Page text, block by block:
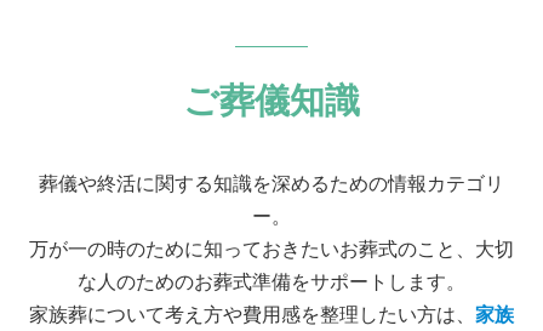
ご葬儀知識
葬儀や終活に関する知識を深めるための情報カテゴリ
ー。
万が一の時のために知っておきたいお葬式のこと、大切
な人のためのお葬式準備をサポートします。
家族葬について考え方や費用感を整理したい方は、 家族